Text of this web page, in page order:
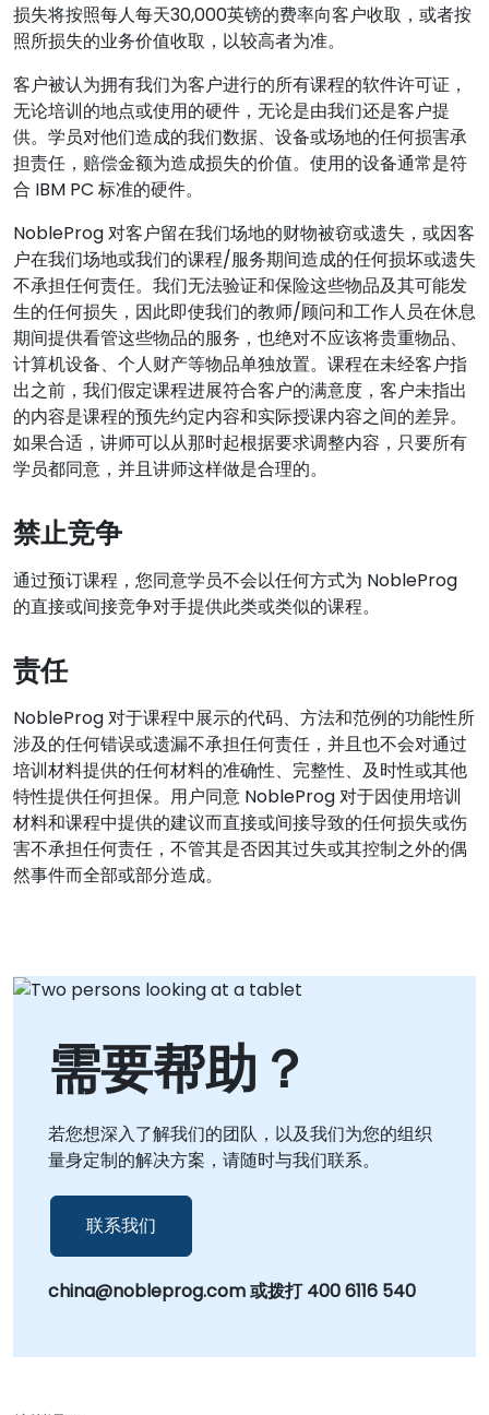
损失将按照每人每天30,000英镑的费率向客户收取，或者按
照所损失的业务价值收取，以较高者为准。
客户被认为拥有我们为客户进行的所有课程的软件许可证，
无论培训的地点或使用的硬件，无论是由我们还是客户提
供。学员对他们造成的我们数据、设备或场地的任何损害承
担责任，赔偿金额为造成损失的价值。使用的设备通常是符
合 IBM PC 标准的硬件。
NobleProg 对客户留在我们场地的财物被窃或遗失，或因客
户在我们场地或我们的课程/服务期间造成的任何损坏或遗失
不承担任何责任。我们无法验证和保险这些物品及其可能发
生的任何损失，因此即使我们的教师/顾问和工作人员在休息
期间提供看管这些物品的服务，也绝对不应该将贵重物品、
计算机设备、个人财产等物品单独放置。课程在未经客户指
出之前，我们假定课程进展符合客户的满意度，客户未指出
的内容是课程的预先约定内容和实际授课内容之间的差异。
如果合适，讲师可以从那时起根据要求调整内容，只要所有
学员都同意，并且讲师这样做是合理的。
禁止竞争
通过预订课程，您同意学员不会以任何方式为 NobleProg
的直接或间接竞争对手提供此类或类似的课程。
责任
NobleProg 对于课程中展示的代码、方法和范例的功能性所
涉及的任何错误或遗漏不承担任何责任，并且也不会对通过
培训材料提供的任何材料的准确性、完整性、及时性或其他
特性提供任何担保。用户同意 NobleProg 对于因使用培训
材料和课程中提供的建议而直接或间接导致的任何损失或伤
害不承担任何责任，不管其是否因其过失或其控制之外的偶
然事件而全部或部分造成。
需要帮助？
若您想深入了解我们的团队，以及我们为您的组织
量身定制的解决方案，请随时与我们联系。
联系我们
china@nobleprog.com 或拨打 400 6116 540